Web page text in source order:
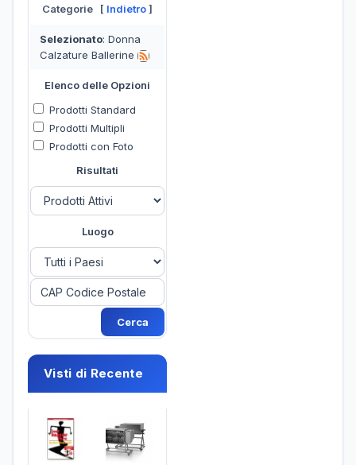
Categorie [ Indietro]
Selezionato: Donna
Calzature Ballerine
Elenco delle Opzioni
Prodotti Standard
Prodotti Multipli
Prodotti con Foto
Risultati
Luogo
Visti di Recente